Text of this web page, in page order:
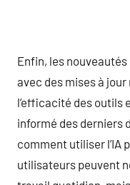
Enfin, les
avec des mises à
l’efficacité des outils
informé des derniers
comment utiliser l’IA
utilisateurs peuvent